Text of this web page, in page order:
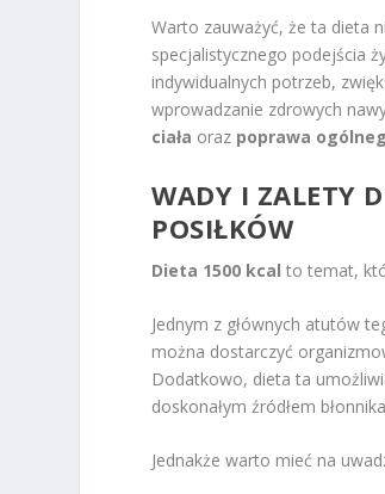
Warto zauważyć, że ta dieta
specjalistycznego podejścia
indywidualnych potrzeb,
wprowadzanie zdrowych
ciała oraz poprawa
WADY I ZALETY
POSIŁKÓW
Dieta 1500 kcal to temat,
Jednym z głównych atutów
można dostarczyć
Dodatkowo, dieta ta
doskonałym źródłem
Jednakże warto mieć na